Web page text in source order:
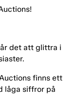
det att glittra i
finns ett
låga siffror på